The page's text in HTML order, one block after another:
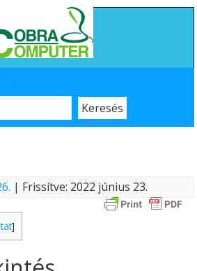
| Frissítve: 2022 június 23.
]